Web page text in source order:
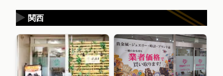
関西
▶